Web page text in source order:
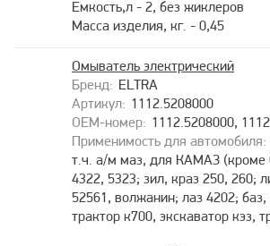
Емкость,л - 2, без жиклеров
Масса изделия, кг. - 0,45
ELTRA
1112.5208000
1112.5208000,
Омыватель электрический
т.ч. а/м маз, для КАМАЗ (кроме
4322, 5323; зил, краз 250, 260;
52561, волжанин; лаз 4202; баз,
трактор к700, экскаватор кэз,